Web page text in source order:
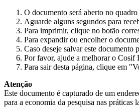
O documento será aberto no
Aguarde alguns segundos para
Para imprimir, clique no botão
Para expandir ou encolher o
Caso deseje salvar este
Por favor, ajude a melhorar o
Para sair desta página, clique em
Atenção
Este documento é capturado de um
para a economia da pesquisa nas